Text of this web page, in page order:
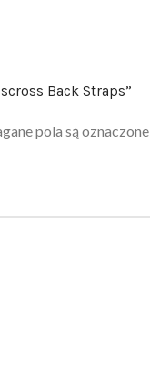
Back Straps”
pola są oznaczone